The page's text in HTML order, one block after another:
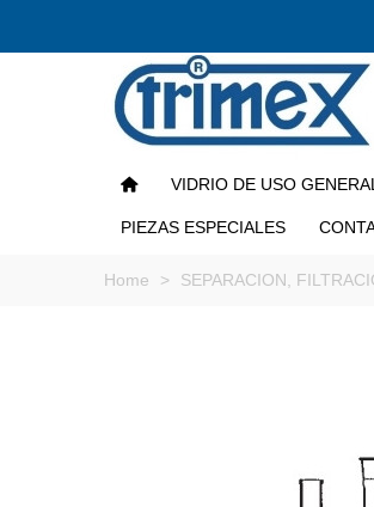
VIDRIO DE USO GENERAL
PIEZAS ESPECIALES
Home > SEPARACION,